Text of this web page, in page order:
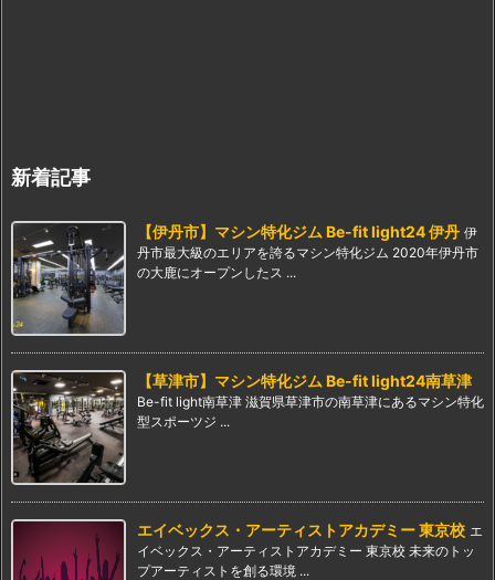
新着記事
【伊丹市】マシン特化ジム Be-fit light24 伊丹 伊
丹市最大級のエリアを誇るマシン特化ジム 2020年伊丹市
の大鹿にオープンしたス ...
【草津市】マシン特化ジム Be-fit light24南草津
Be-fit light南草津 滋賀県草津市の南草津にあるマシン特化
型スポーツジ ...
エイベックス・アーティストアカデミー 東京校 エ
イベックス・アーティストアカデミー 東京校 未来のトッ
プアーティストを創る環境 ...